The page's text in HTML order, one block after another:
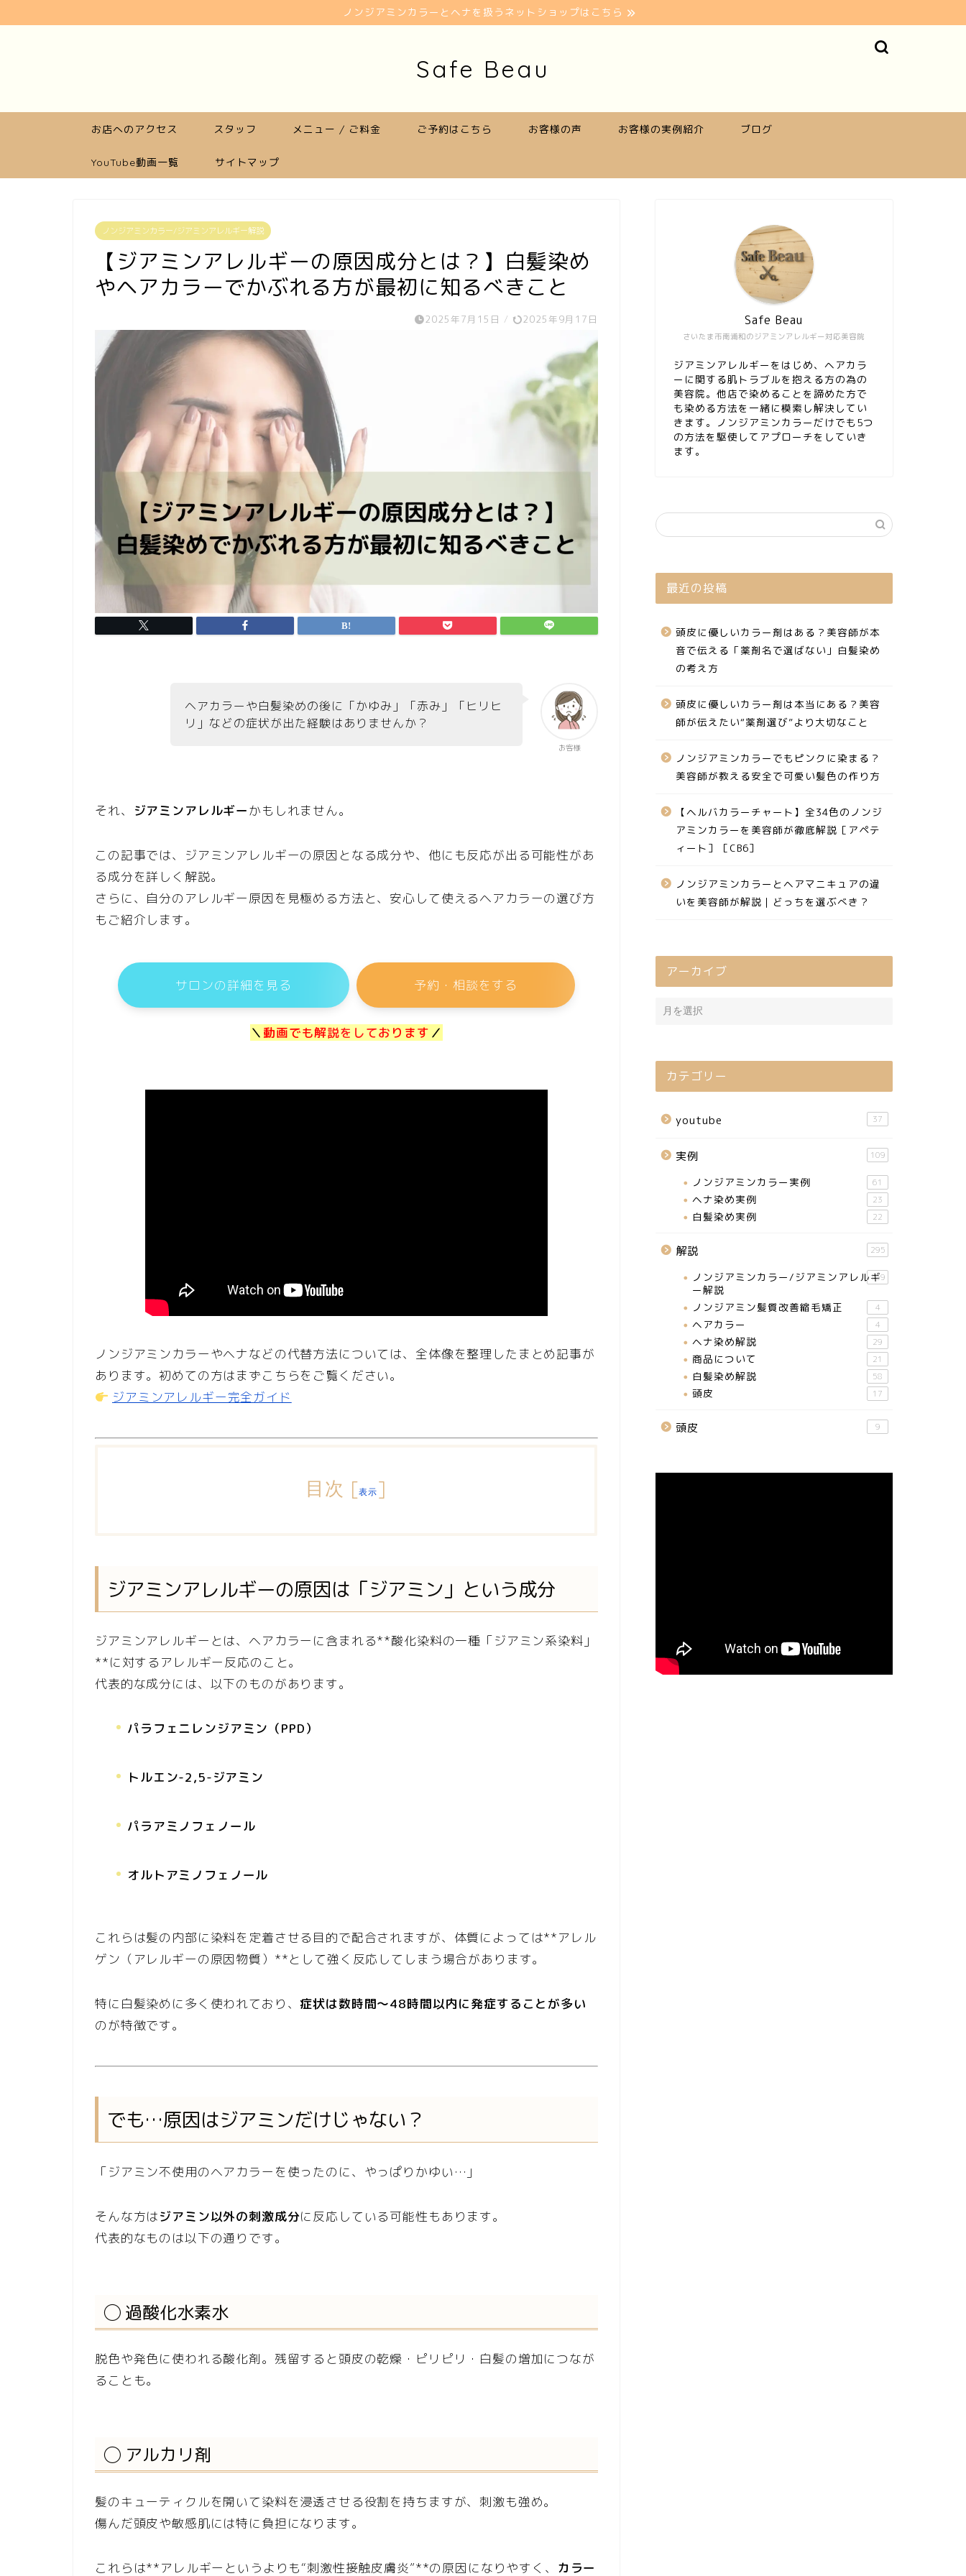
ノンジアミンカラーとヘナを扱うネットショップはこちら
Safe Beau
お店へのアクセス スタッフ メニュー / ご料金 ご予約はこちら お客様の声 お客様の実例紹介 ブログ
YouTube動画一覧 サイトマップ
ノンジアミンカラー/ジアミンアレルギー解説
【ジアミンアレルギーの原因成分とは？】白髪染め
やヘアカラーでかぶれる方が最初に知るべきこと
2025年7月15日 / 2025年9月17日
お客様
ヘアカラーや白髪染めの後に「かゆみ」「赤み」「ヒリヒ
リ」などの症状が出た経験はありませんか？
それ、 ジアミンアレルギーかもしれません。
この記事では、ジアミンアレルギーの原因となる成分や、他にも反応が出る可能性があ
る成分を詳しく解説。
さらに、自分のアレルギー原因を見極める方法と、安心して使えるヘアカラーの選び方
もご紹介します。
サロンの詳細を見る 予約・相談をする
＼ 動画でも解説をしております ／
ノンジアミンカラーやヘナなどの代替方法については、全体像を整理したまとめ記事が
あります。初めての方はまずこちらをご覧ください。
ジアミンアレルギー完全ガイド
目次 [表示 ]
ジアミンアレルギーの原因は「ジアミン」という成分
ジアミンアレルギーとは、ヘアカラーに含まれる**酸化染料の一種「ジアミン系染料」
**に対するアレルギー反応のこと。
代表的な成分には、以下のものがあります。
パラフェニレンジアミン（PPD）
トルエン-2,5-ジアミン
パラアミノフェノール
オルトアミノフェノール
これらは髪の内部に染料を定着させる目的で配合されますが、体質によっては**アレル
ゲン（アレルギーの原因物質）**として強く反応してしまう場合があります。
特に白髪染めに多く使われており、症状は数時間～48時間以内に発症することが多い
のが特徴です。
でも…原因はジアミンだけじゃない？
「ジアミン不使用のヘアカラーを使ったのに、やっぱりかゆい…」
そんな方はジアミン以外の刺激成分に反応している可能性もあります。
代表的なものは以下の通りです。
◯ 過酸化水素水
脱色や発色に使われる酸化剤。残留すると頭皮の乾燥・ピリピリ・白髪の増加につなが
ることも。
◯ アルカリ剤
髪のキューティクルを開いて染料を浸透させる役割を持ちますが、刺激も強め。
傷んだ頭皮や敏感肌には特に負担になります。
これらは**アレルギーというよりも“刺激性接触皮膚炎”**の原因になりやすく、 カラー
さいたま市南浦和のジアミンアレルギー対応美容院
Safe Beau
ジアミンアレルギーをはじめ、ヘアカラ
ーに関する肌トラブルを抱える方の為の
美容院。他店で染めることを諦めた方で
も染める方法を一緒に模索し解決してい
きます。ノンジアミンカラーだけでも5つ
の方法を駆使してアプローチをしていき
ます。
最近の投稿
頭皮に優しいカラー剤はある？美容師が本
音で伝える「薬剤名で選ばない」白髪染め
の考え方
頭皮に優しいカラー剤は本当にある？美容
師が伝えたい“薬剤選び”より大切なこと
ノンジアミンカラーでもピンクに染まる？
美容師が教える安全で可愛い髪色の作り方
【ヘルバカラーチャート】全34色のノンジ
アミンカラーを美容師が徹底解説［アペテ
ィート］［CB6］
ノンジアミンカラーとヘアマニキュアの違
いを美容師が解説｜どっちを選ぶべき？
アーカイブ
カテゴリー
youtube 37
実例 109
ノンジアミンカラー実例 61
ヘナ染め実例 23
白髪染め実例 22
解説 295
ノンジアミンカラー/ジアミンアレルギ
ー解説
159
ノンジアミン髪質改善縮毛矯正 4
ヘアカラー 4
ヘナ染め解説 29
商品について 21
白髪染め解説 58
頭皮 17
頭皮 9